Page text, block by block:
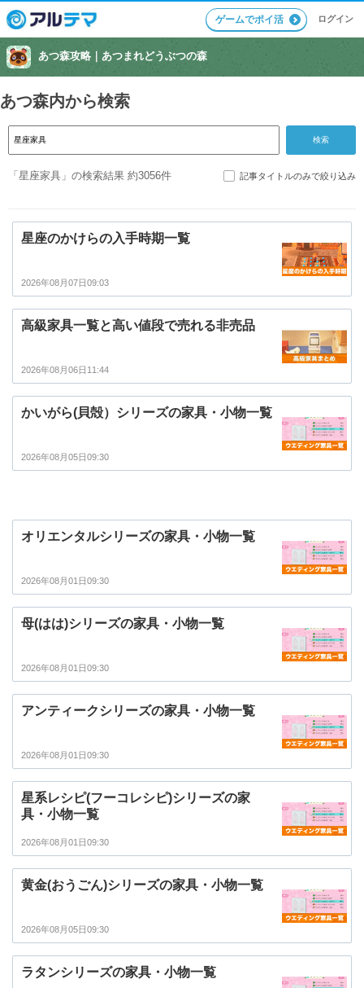
ゲームでポイ活 ログイン
あつ森攻略｜あつまれどうぶつの森
あつ森内から検索
「星座家具」の検索結果 約3056件 記事タイトルのみで絞り込み
星座のかけらの入手時期一覧
2026年08月07日09:03
高級家具一覧と高い値段で売れる非売品
2026年08月06日11:44
かいがら(貝殻）シリーズの家具・小物一覧
2026年08月05日09:30
オリエンタルシリーズの家具・小物一覧
2026年08月01日09:30
母(はは)シリーズの家具・小物一覧
2026年08月01日09:30
アンティークシリーズの家具・小物一覧
2026年08月01日09:30
星系レシピ(フーコレシピ)シリーズの家
具・小物一覧
2026年08月01日09:30
黄金(おうごん)シリーズの家具・小物一覧
2026年08月05日09:30
ラタンシリーズの家具・小物一覧